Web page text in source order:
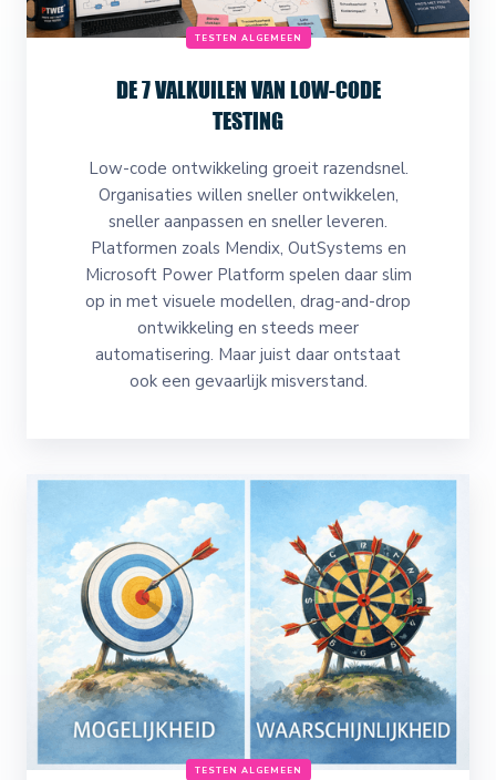
TESTEN ALGEMEEN
DE 7 VALKUILEN VAN LOW-CODE
TESTING
Low-code ontwikkeling groeit razendsnel.
Organisaties willen sneller ontwikkelen,
sneller aanpassen en sneller leveren.
Platformen zoals Mendix, OutSystems en
Microsoft Power Platform spelen daar slim
op in met visuele modellen, drag-and-drop
ontwikkeling en steeds meer
automatisering. Maar juist daar ontstaat
ook een gevaarlijk misverstand.
TESTEN ALGEMEEN